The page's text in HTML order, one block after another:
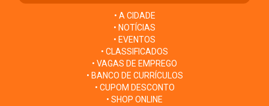
• A CIDADE
• NOTÍCIAS
• EVENTOS
• CLASSIFICADOS
• VAGAS DE EMPREGO
• BANCO DE CURRÍCULOS
• CUPOM DESCONTO
• SHOP ONLINE